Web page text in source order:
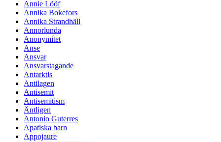
Annie Lööf
Annika Bokefors
Annika Strandhäll
Annorlunda
Anonymitet
Anse
Ansvar
Ansvarstagande
Antarktis
Antilagen
Antisemit
Antisemitism
Äntligen
Antonio Guterres
Apatiska barn
Appojaure